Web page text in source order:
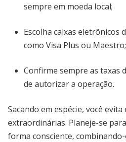
sempre em moeda local;
Escolha caixas eletrônicos
como Visa Plus ou Maestro;
Confirme sempre as taxas
de autorizar a operação.
Sacando em espécie, você
extraordinárias. Planeje-se
forma consciente,